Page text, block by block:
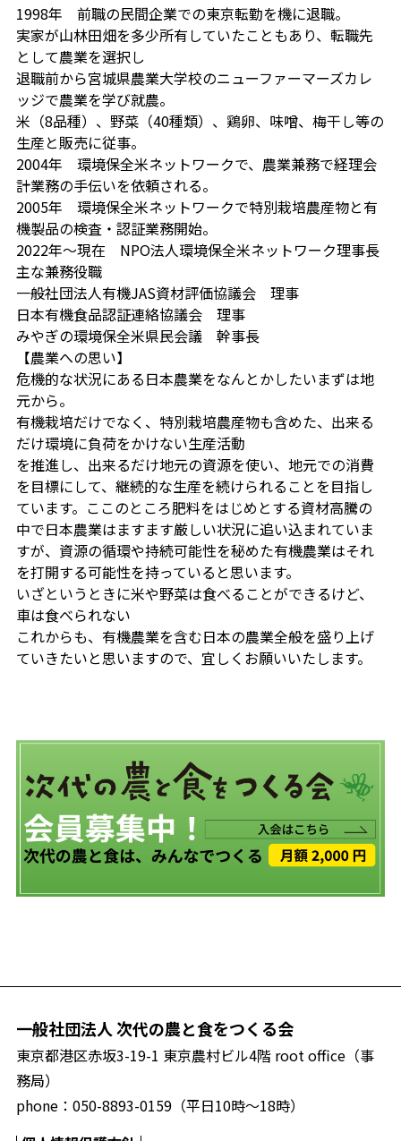
1998年 前職の民間企業での東京転勤を機に退職。
実家が山林田畑を多少所有していたこともあり、転職先
として農業を選択し
退職前から宮城県農業大学校のニューファーマーズカレ
ッジで農業を学び就農。
米（8品種）、野菜（40種類）、鶏卵、味噌、梅干し等の
生産と販売に従事。
2004年 環境保全米ネットワークで、農業兼務で経理会
計業務の手伝いを依頼される。
2005年 環境保全米ネットワークで特別栽培農産物と有
機製品の検査・認証業務開始。
2022年～現在 NPO法人環境保全米ネットワーク理事長
主な兼務役職
一般社団法人有機JAS資材評価協議会 理事
日本有機食品認証連絡協議会 理事
みやぎの環境保全米県民会議 幹事長
【農業への思い】
危機的な状況にある日本農業をなんとかしたい――まずは地
元から。
有機栽培だけでなく、特別栽培農産物も含めた、出来る
だけ環境に負荷をかけない生産活動
を推進し、出来るだけ地元の資源を使い、地元での消費
を目標にして、継続的な生産を続けられることを目指し
ています。ここのところ肥料をはじめとする資材高騰の
中で日本農業はますます厳しい状況に追い込まれていま
すが、資源の循環や持続可能性を秘めた有機農業はそれ
を打開する可能性を持っていると思います。
いざというときに米や野菜は食べることができるけど、
車は食べられない
これからも、有機農業を含む日本の農業全般を盛り上げ
ていきたいと思いますので、宜しくお願いいたします。
一般社団法人 次代の農と食をつくる会
東京都港区赤坂3-19-1 東京農村ビル4階 root office（事
務局）
phone： 050-8893-0159（平日10時〜18時）